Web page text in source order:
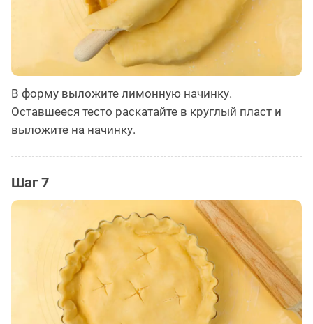
В форму выложите лимонную начинку.
Оставшееся тесто раскатайте в круглый пласт и
выложите на начинку.
Шаг 7